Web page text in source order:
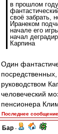
в прошлом
своё забрать,
Иранеком
начале его
начал
Карпина
Один
руководством
человеческий
пенсионера
Последнее сообщение
Бар -